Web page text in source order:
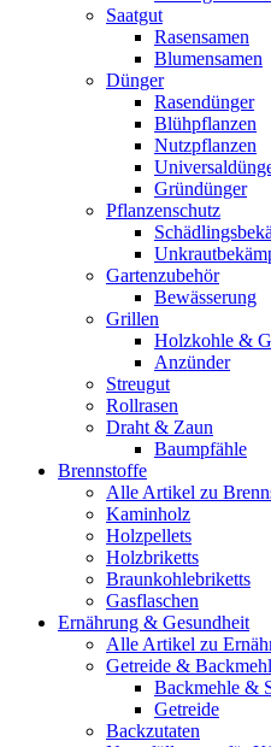
Saatgut
Rasensamen
Blumensamen
Dünger
Rasendünger
Blühpflanzen
Nutzpflanzen
Gründünger
Pflanzenschutz
Gartenzubehör
Bewässerung
Grillen
Holzkohle &
Anzünder
Streugut
Rollrasen
Draht & Zaun
Baumpfähle
Brennstoffe
Alle Artikel zu
Kaminholz
Holzpellets
Holzbriketts
Braunkohlebriketts
Gasflaschen
Ernährung & Gesundheit
Alle Artikel zu
Getreide &
Backmehle &
Getreide
Backzutaten